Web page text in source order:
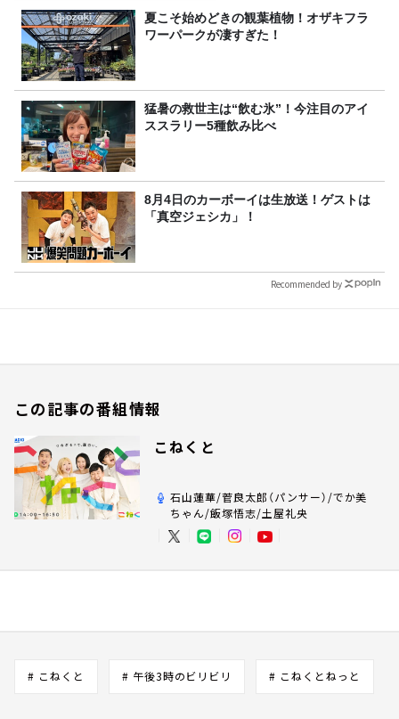
夏こそ始めどきの観葉植物！オザキフラ
ワーパークが凄すぎた！
猛暑の救世主は“飲む氷”！今注目のアイ
ススラリー5種飲み比べ
8月4日のカーボーイは生放送！ゲストは
「真空ジェシカ」！
Recommended by
この記事の番組情報
こねくと
石山蓮華/菅良太郎（パンサー）/でか美
ちゃん/飯塚悟志/土屋礼央
# こねくと # 午後3時のビリビリ # こねくとねっと